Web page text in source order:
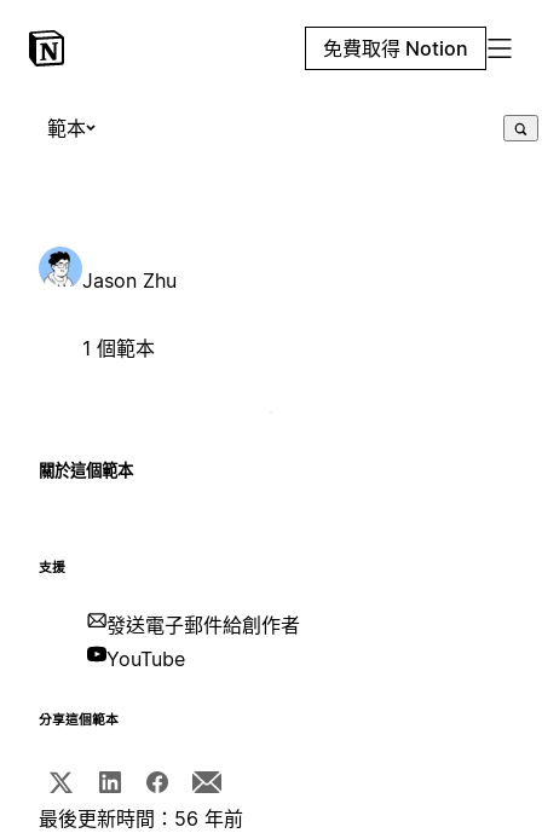
免費取得 Notion
範本
Jason Zhu
1 個範本
關於這個範本
支援
發送電子郵件給創作者
YouTube
分享這個範本
最後更新時間：56 年前